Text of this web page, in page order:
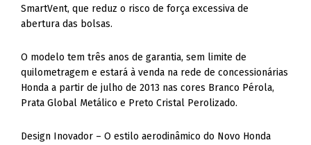
SmartVent, que reduz o risco de força excessiva de
abertura das bolsas.
O modelo tem três anos de garantia, sem limite de
quilometragem e estará à venda na rede de concessionárias
Honda a partir de julho de 2013 nas cores Branco Pérola,
Prata Global Metálico e Preto Cristal Perolizado.
Design Inovador – O estilo aerodinâmico do Novo Honda